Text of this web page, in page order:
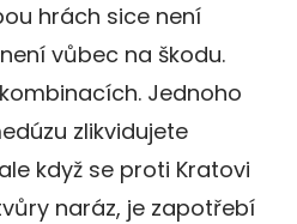
hrách sice není
vůbec na škodu.
Jednoho
zlikvidujete
když se proti Kratovi
naráz, je zapotřebí